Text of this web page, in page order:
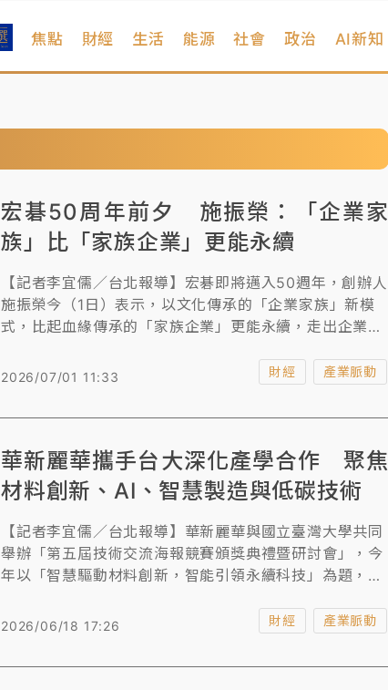
焦點 財經 生活 能源 社會 政治 AI新知
宏碁50周年前夕 施振榮：「企業家
族」比「家族企業」更能永續
【記者李宜儒／台北報導】宏碁即將邁入50週年，創辦人
施振榮今（1日）表示，以文化傳承的「企業家族」新模
式，比起血緣傳承的「家族企業」更能永續，走出企業永
2026/07/01 11:33 財經 產業脈動
華新麗華攜手台大深化產學合作 聚焦
材料創新、AI、智慧製造與低碳技術
【記者李宜儒／台北報導】華新麗華與國立臺灣大學共同
舉辦「第五屆技術交流海報競賽頒獎典禮暨研討會」，今
年以「智慧驅動材料創新，智能引領永續科技」為題，聚
等五大領域。
2026/06/18 17:26 財經 產業脈動